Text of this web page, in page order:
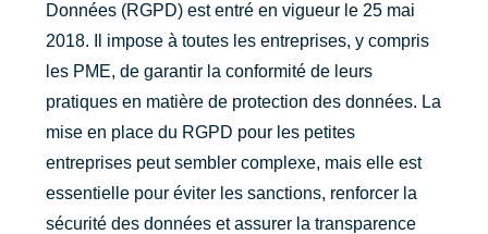
Données (RGPD) est entré en vigueur le 25 mai
2018. Il impose à toutes les entreprises, y compris
les PME, de garantir la conformité de leurs
pratiques en matière de protection des données. La
mise en place du RGPD pour les petites
entreprises peut sembler complexe, mais elle est
essentielle pour éviter les sanctions, renforcer la
sécurité des données et assurer la transparence